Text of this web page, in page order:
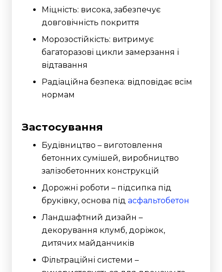
Міцність: висока, забезпечує
довговічність покриття
Морозостійкість: витримує
багаторазові цикли замерзання і
відтавання
Радіаційна безпека: відповідає всім
нормам
Застосування
Будівництво – виготовлення
бетонних сумішей, виробництво
залізобетонних конструкцій
Дорожні роботи – підсипка під
бруківку, основа під асфальтобетон
Ландшафтний дизайн –
декорування клумб, доріжок,
дитячих майданчиків
Фільтраційні системи –